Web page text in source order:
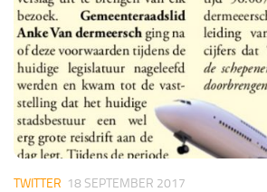
TWITTER 18 SEPTEMBER 2017